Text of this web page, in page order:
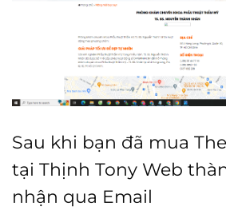
Sau khi bạn đã mua
tại Thịnh Tony Web
nhận qua Email